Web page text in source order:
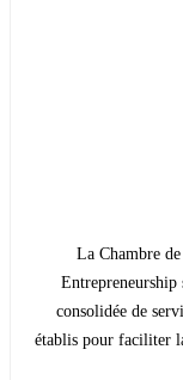
La Chambre
Entrepreneurship
consolidée de
établis pour faciliter